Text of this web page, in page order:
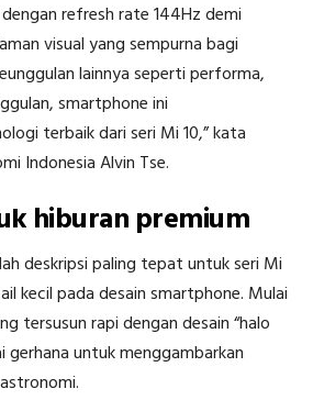
refresh rate 144Hz demi
visual yang sempurna bagi
lainnya seperti performa,
smartphone ini
terbaik dari seri Mi 10,” kata
Indonesia Alvin Tse.
hiburan premium
deskripsi paling tepat untuk seri Mi
kecil pada desain smartphone. Mulai
tersusun rapi dengan desain “halo
gerhana untuk menggambarkan